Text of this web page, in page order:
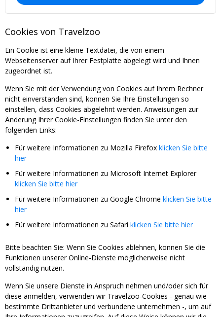
Cookies von Travelzoo
Ein Cookie ist eine kleine Textdatei, die von einem
Webseitenserver auf Ihrer Festplatte abgelegt wird und Ihnen
zugeordnet ist.
Wenn Sie mit der Verwendung von Cookies auf Ihrem Rechner
nicht einverstanden sind, können Sie Ihre Einstellungen so
einstellen, dass Cookies abgelehnt werden. Anweisungen zur
Änderung Ihrer Cookie-Einstellungen finden Sie unter den
folgenden Links:
Für weitere Informationen zu Mozilla Firefox klicken Sie bitte
hier
Für weitere Informationen zu Microsoft Internet Explorer
klicken Sie bitte hier
Für weitere Informationen zu Google Chrome klicken Sie bitte
hier
Für weitere Informationen zu Safari klicken Sie bitte hier
Bitte beachten Sie: Wenn Sie Cookies ablehnen, können Sie die
Funktionen unserer Online-Dienste möglicherweise nicht
vollständig nutzen.
Wenn Sie unsere Dienste in Anspruch nehmen und/oder sich für
diese anmelden, verwenden wir Travelzoo-Cookies - genau wie
bestimmte Drittanbieter und verbundene unternehmen -, um auf